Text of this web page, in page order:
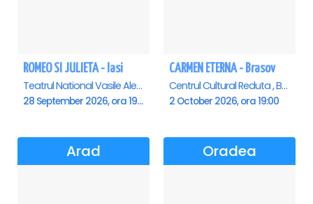
ROMEO SI JULIETA - Iasi
Teatrul National Vasile Alecsandri , Iasi
28 September 2026, ora 19:00
CARMEN ETERNA - Brasov
Centrul Cultural Reduta , Brasov
2 October 2026, ora 19:00
Arad Oradea